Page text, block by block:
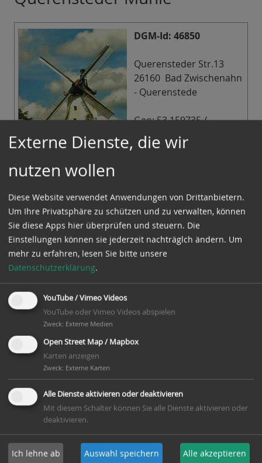
DGM-Id: 46850
Querensteder Str.13
26160 Bad Zwischenahn
- Querenstede
Geo: 53.159735 /
7.954965
DGM
Infos
Galerieholländer; erbaut 1802, 1945 durch Krieg
teilweise zerstört, ehem. Getreidemühle (auch als
Öl-, Loh- und Borkmühle genutzt). Die Mühle wurde
durch Initiative des im Jahre 1997 gegründeten
Querensteder Mühlenverein saniert. Die
Bauarbeiten sind abgeschlossen, Flügel sind
angebracht. 1 funktionsfähiger Mahlgang,
Sackaufzug und Gaffelrad vorhanden. Backhaus.
Kontakt
Wilfried Fischer, Tel.: 04403-4764
E-Mail:wilfriedmonikafischer(at)web.de
Aktionen am Mühlentag
Schaumahlen, Hobby- und Flohmarkt, Familientag,
Externe Dienste, die wir
nutzen wollen
Diese Website verwendet Anwendungen von Drittanbietern.
Um Ihre Privatsphäre zu schützen und zu verwalten, können
Sie diese Apps hier überprüfen und steuern. Die
Einstellungen können sie jederzeit nachträglch ändern. Um
mehr zu erfahren, lesen Sie bitte unsere
Datenschutzerklärung.
YouTube / Vimeo Videos
YouTube oder Vimeo Videos abspielen
Zweck: Externe Medien
Open Street Map / Mapbox
Karten anzeigen
Zweck: Externe Karten
Alle Dienste aktivieren oder deaktivieren
Mit diesem Schalter können Sie alle Dienste aktivieren oder
deaktivieren.
Ich lehne ab Auswahl speichern Alle akzeptieren